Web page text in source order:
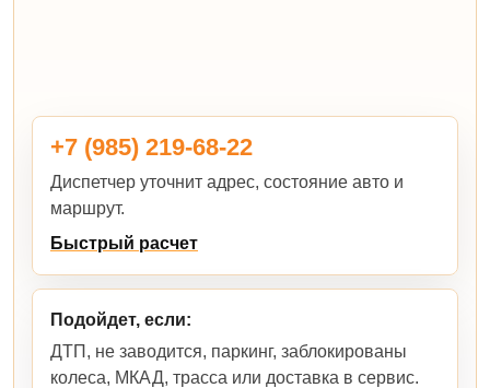
+7 (985) 219-68-22
Диспетчер уточнит адрес, состояние авто и
маршрут.
Быстрый расчет
Подойдет, если:
ДТП, не заводится, паркинг, заблокированы
колеса, МКАД, трасса или доставка в сервис.